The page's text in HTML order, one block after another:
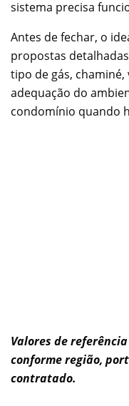
sistema precisa
Antes de fechar, o
propostas
tipo de gás,
adequação do
condomínio quando
Valores de
conforme região,
contratado.